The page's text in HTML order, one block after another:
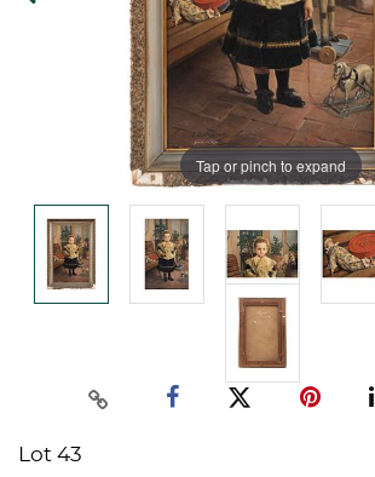
Tap or pinch to expand
Lot 43